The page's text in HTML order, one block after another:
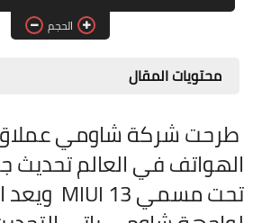
مقارناتالحجم
محتويات المقال
طرحت شركة شاومي
الهواتف في العالم تحديث